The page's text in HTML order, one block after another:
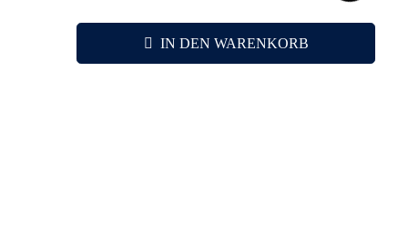
IN DEN WARENKORB